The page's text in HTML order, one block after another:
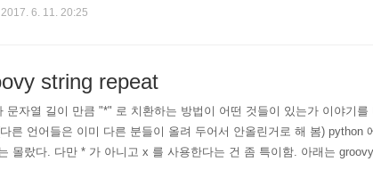
reference/datamodel.html#basic-custom..
2017. 6. 11. 20:25
string repeat
문자열 길이 만큼 "*" 로 치환하는 방법이 어떤 것들이 있는가 이야기
른 언어들은 이미 다른 분들이 올려 두어서 안올린거로 해 봄) python
몰랐다. 다만 * 가 아니고 x 를 사용한다는 건 좀 특이함. 아래는